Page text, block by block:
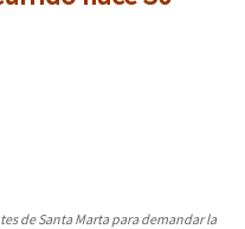
de Santa Marta para demandar la